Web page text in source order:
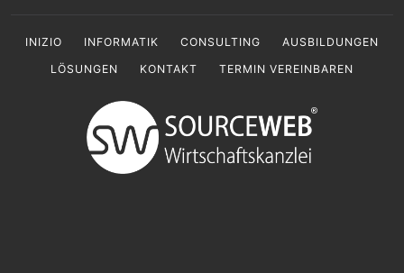
INIZIO INFORMATIK CONSULTING
AUSBILDUNGEN
LÖSUNGEN
KONTAKT TERMIN VEREINBAREN